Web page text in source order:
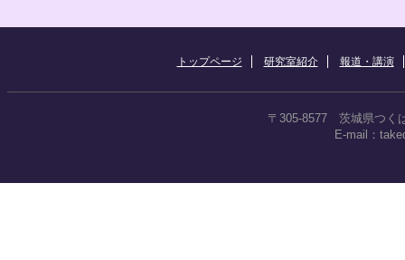
トップページ 研究室紹介 報道・講演
〒305-8577 茨城県つく
E-mail：